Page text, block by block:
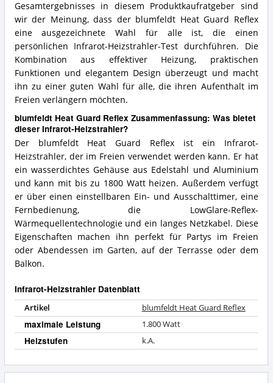
Gesamtergebnisses in diesem Produktkaufratgeber sind
wir der Meinung, dass der blumfeldt Heat Guard Reflex
eine ausgezeichnete Wahl für alle ist, die einen
persönlichen Infrarot-Heizstrahler-Test durchführen. Die
Kombination aus effektiver Heizung, praktischen
Funktionen und elegantem Design überzeugt und macht
ihn zu einer guten Wahl für alle, die ihren Aufenthalt im
Freien verlängern möchten.
blumfeldt Heat Guard Reflex Zusammenfassung: Was bietet
dieser Infrarot-Heizstrahler?
Der blumfeldt Heat Guard Reflex ist ein Infrarot-
Heizstrahler, der im Freien verwendet werden kann. Er hat
ein wasserdichtes Gehäuse aus Edelstahl und Aluminium
und kann mit bis zu 1800 Watt heizen. Außerdem verfügt
er über einen einstellbaren Ein- und Ausschalttimer, eine
Fernbedienung, die LowGlare-Reflex-
Wärmequellentechnologie und ein langes Netzkabel. Diese
Eigenschaften machen ihn perfekt für Partys im Freien
oder Abendessen im Garten, auf der Terrasse oder dem
Balkon.
Infrarot-Heizstrahler Datenblatt
Artikel blumfeldt Heat Guard Reflex
maximale Leistung 1.800 Watt
Heizstufen k.A.